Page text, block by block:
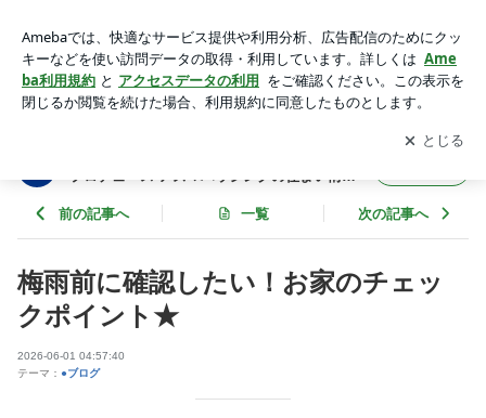
市・宮城県栗原市で住まいの総合プロデュース アズマハウジ
ングの住まい情報！
アプリをダウンロードして ブログの更新通知
を受け取りまし
ょう。
開く
プロデュース アズマハウジングの住まい情
前の記事へ 一覧 次の記事へ
梅雨前に確認したい！お家のチェッ
クポイント★
2026-06-01 04:57:40
テーマ： ●ブログ